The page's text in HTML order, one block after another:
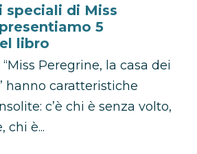
speciali di Miss
5
libro
Peregrine, la casa dei
hanno caratteristiche
c’è chi è senza volto,
chi è...